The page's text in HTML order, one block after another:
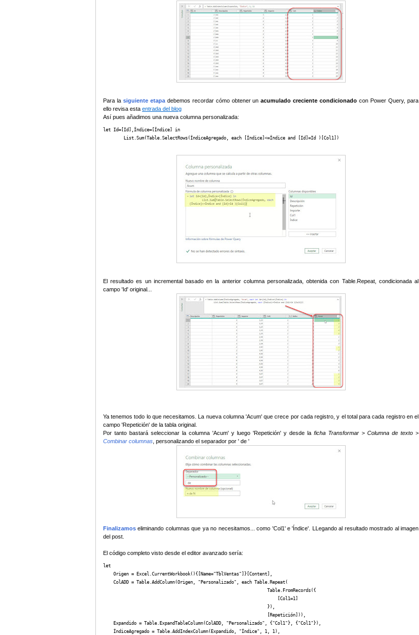
Para la siguiente etapadebemos recordar cómo obtener unacumulado creciente condicionado con Power Query, para
ello revisa esta entrada del blog
Así pues añadimos una nueva columna personalizada:
let Id=[Id],Índice=[Índice] in
        List.Sum(Table.SelectRows(ÍndiceAgregado, each [Índice]<=Índice and [Id]=Id )[Col1])
El resultado es un incremental basado en la anterior columna personalizada, obtenida con Table.Repeat, condicionada al
campo 'Id' original...
Ya tenemos todo lo que necesitamos. La nueva columna 'Acum' que crece por cada registro, y el total para cada registro en el
campo 'Repetición' de la tabla original.
Por tanto bastará seleccionar la columna 'Acum' y luego 'Repetición' y desde la ficha Transformar > Columna de texto >
Combinar columnas , personalizando el separador por ' de '
Finalizamos eliminando columnas que ya no necesitamos... como 'Col1' e 'Índice'. LLegando al resultado mostrado al imagen
del post.
El código completo visto desde el editor avanzado sería:
let
    Origen = Excel.CurrentWorkbook(){[Name="TblVentas"]}[Content],
    ColADD = Table.AddColumn(Origen, "Personalizado", each Table.Repeat(
                                                                Table.FromRecords({
                                                                    [Col1=1]
                                                                }),
                                                                [Repetición])),
    Expandido = Table.ExpandTableColumn(ColADD, "Personalizado", {"Col1"}, {"Col1"}),
    ÍndiceAgregado = Table.AddIndexColumn(Expandido, "Índice", 1, 1),